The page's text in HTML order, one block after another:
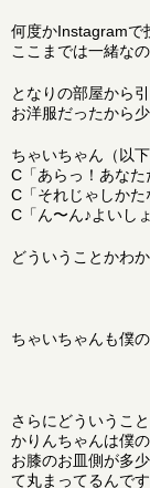
何度かInstagramで
ここまでは一緒なの
となりの部屋から
お洋服だったから
ちゃいちゃん（以
C「あらっ！あなた
C「それじゃしかた
C「ん〜ん♪よいし
どういうことかわ
ちゃいちゃんも僕
さらにどういうこと
かりんちゃんは僕
お膝のお皿側が多
て丸まってるんです